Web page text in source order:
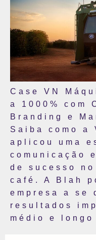
Case VN
a 1000% com
Branding e
Saiba como a
aplicou uma
comunicação
de sucesso
café. A Blah
empresa a se
resultados
médio e longo